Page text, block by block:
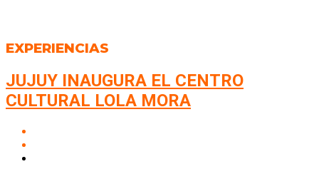
EXPERIENCIAS
JUJUY INAUGURA EL CENTRO
CULTURAL LOLA MORA